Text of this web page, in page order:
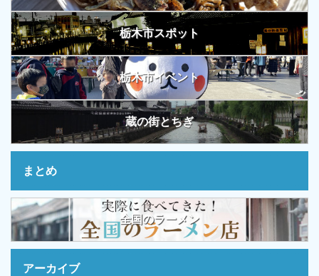
栃木市スポット
栃木市イベント
蔵の街とちぎ
まとめ
全国のラーメン
アーカイブ